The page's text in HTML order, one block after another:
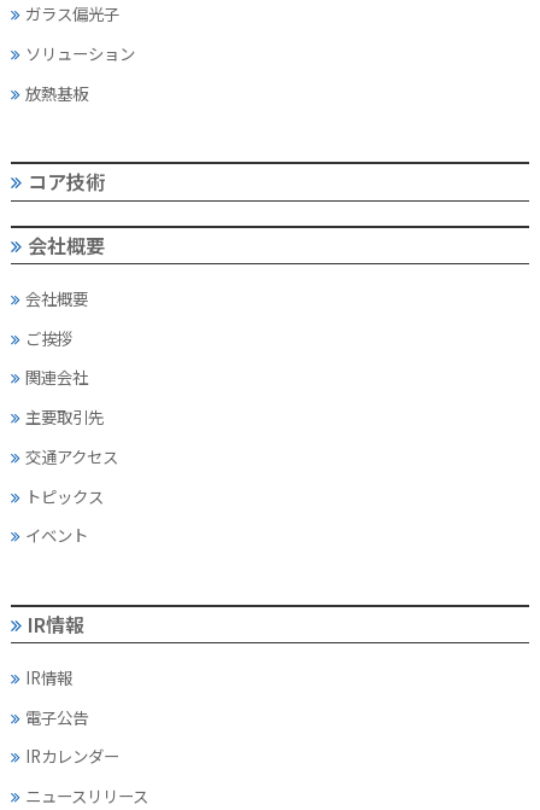
ガラス偏光子
ソリューション
放熱基板
コア技術
会社概要
会社概要
ご挨拶
関連会社
主要取引先
交通アクセス
トピックス
イベント
IR情報
IR情報
電子公告
IRカレンダー
ニュースリリース